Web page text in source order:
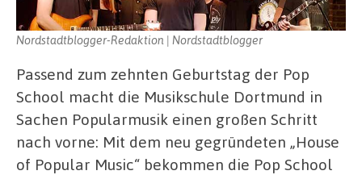
Nordstadtblogger-Redaktion | Nordstadtblogger
Passend zum zehnten Geburtstag der Pop
School macht die Musikschule Dortmund in
Sachen Popularmusik einen großen Schritt
nach vorne: Mit dem neu gegründeten „House
of Popular Music“ bekommen die Pop School